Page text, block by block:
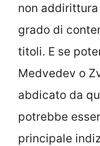
non
grado di
titoli. E se
Medvedev o
abdicato da
potrebbe
principale